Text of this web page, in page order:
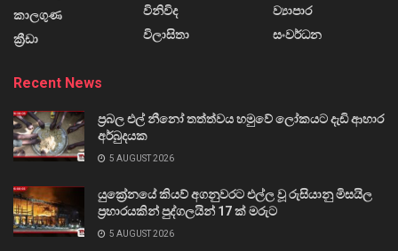
කාලගුණ
ක්‍රීඩා
විනිවිද
විලාසිතා
ව්‍යාපාර
සංවර්ධන
Recent News
ප්‍රබල එල් නීනෝ තත්ත්වය හමුවේ ලෝකයට දැඩි ආහාර
අර්බුදයක
5 AUGUST 2026
යුක්‍රේනයේ කියව් අගනුවරට එල්ල වූ රුසියානු මිසයිල
ප්‍රහාරයකින් පුද්ගලයින් 17 ක් මරුට
5 AUGUST 2026